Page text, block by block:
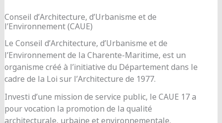
Conseil d’Architecture, d’Urbanisme et de
l’Environnement (CAUE)
Le Conseil d’Architecture, d’Urbanisme et de
l’Environnement de la Charente-Maritime, est un
organisme créé à l’initiative du Département dans le
cadre de la Loi sur l’Architecture de 1977.
Investi d’une mission de service public, le CAUE 17 a
pour vocation la promotion de la qualité
architecturale, urbaine et environnementale.